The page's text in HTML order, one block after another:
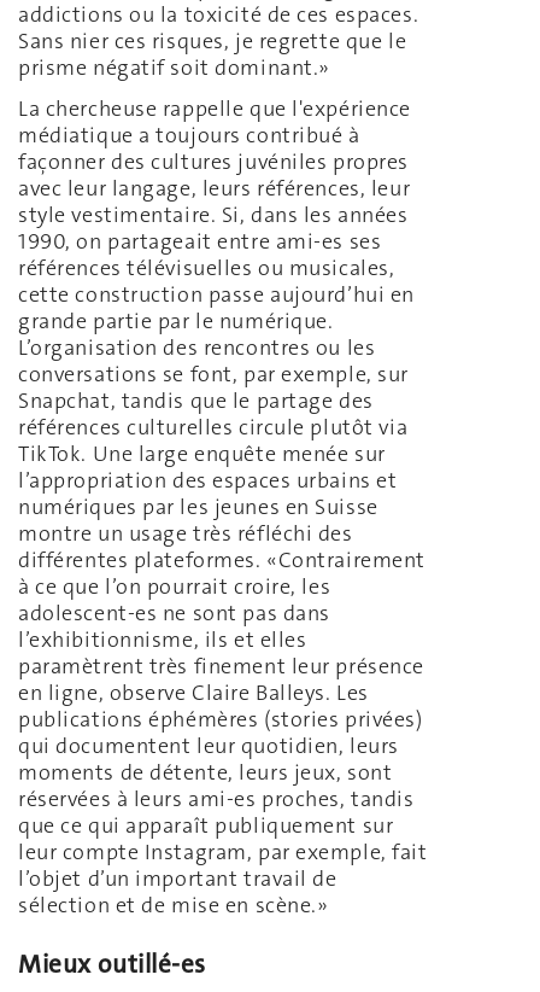
addictions ou la toxicité de ces espaces.
Sans nier ces risques, je regrette que le
prisme négatif soit dominant.»
La chercheuse rappelle que l'expérience
médiatique a toujours contribué à
façonner des cultures juvéniles propres
avec leur langage, leurs références, leur
style vestimentaire. Si, dans les années
1990, on partageait entre ami-es ses
références télévisuelles ou musicales,
cette construction passe aujourd’hui en
grande partie par le numérique.
L’organisation des rencontres ou les
conversations se font, par exemple, sur
Snapchat, tandis que le partage des
références culturelles circule plutôt via
TikTok. Une large enquête menée sur
l’appropriation des espaces urbains et
numériques par les jeunes en Suisse
montre un usage très réfléchi des
différentes plateformes. «Contrairement
à ce que l’on pourrait croire, les
adolescent-es ne sont pas dans
l’exhibitionnisme, ils et elles
paramètrent très finement leur présence
en ligne, observe Claire Balleys. Les
publications éphémères (stories privées)
qui documentent leur quotidien, leurs
moments de détente, leurs jeux, sont
réservées à leurs ami-es proches, tandis
que ce qui apparaît publiquement sur
leur compte Instagram, par exemple, fait
l’objet d’un important travail de
sélection et de mise en scène.»
Mieux outillé-es